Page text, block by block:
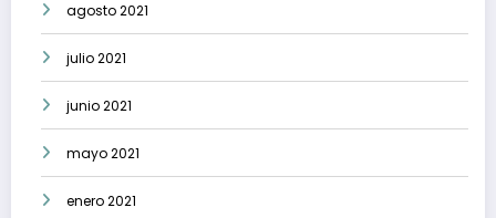
agosto 2021
julio 2021
junio 2021
mayo 2021
enero 2021